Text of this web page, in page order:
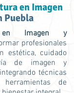
en Imagen
Puebla
en Imagen y
profesionales
estética, cuidado
de imagen y
técnicas
herramientas de